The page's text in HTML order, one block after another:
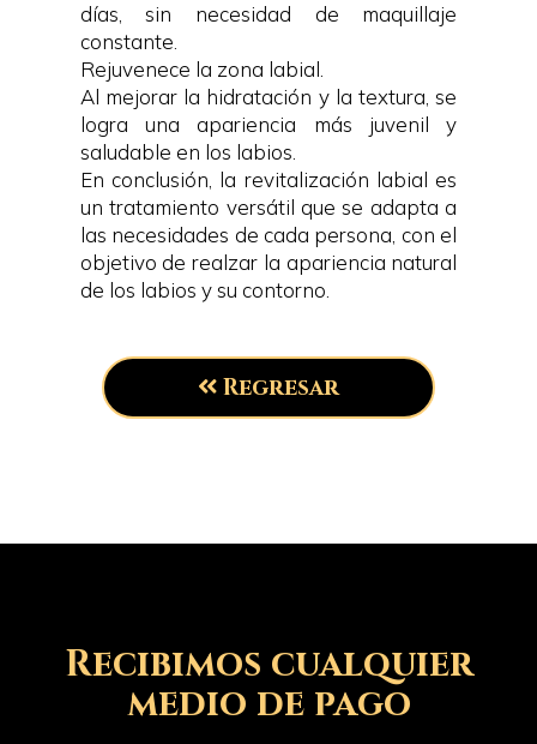
días, sin necesidad de maquillaje
constante.
Rejuvenece la zona labial.
Al mejorar la hidratación y la textura, se
logra una apariencia más juvenil y
saludable en los labios.
En conclusión, la revitalización labial es
un tratamiento versátil que se adapta a
las necesidades de cada persona, con el
objetivo de realzar la apariencia natural
de los labios y su contorno.
Regresar
Recibimos cualquier
medio de pago